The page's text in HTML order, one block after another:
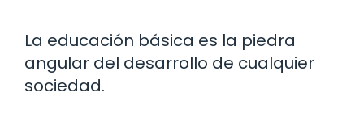
La educación básica es la piedra
angular del desarrollo de cualquier
sociedad.